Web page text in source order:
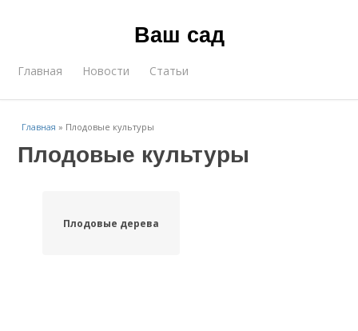
Ваш сад
Главная Новости Статьи
Главная » Плодовые культуры
Плодовые культуры
Плодовые дерева